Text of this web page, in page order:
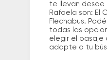
te llevan desde
Rafaela son: El
Flechabus.
todas las
elegir el pasaje
adapte a tu